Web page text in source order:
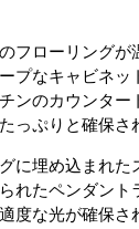
フローリングが
プなキャビネッ
ンのカウンター
っぷりと確保さ
に埋め込まれた
れたペンダント
度な光が確保さ